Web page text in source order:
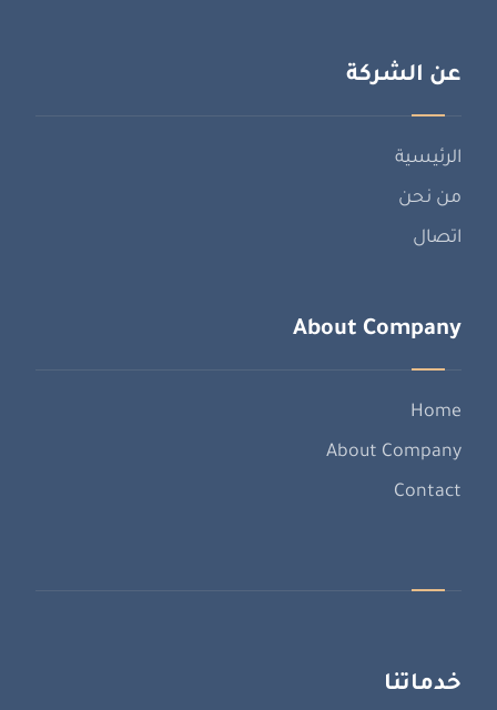
عن الشركة
الرئيسية
من نحن
اتصال
About Company
Home
About Company
Contact
خدماتنا